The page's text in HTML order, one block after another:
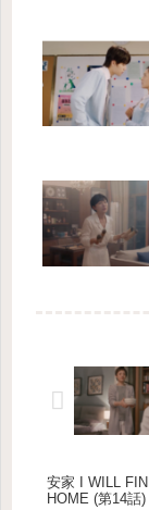
安家 I WILL
HOME (第14話)